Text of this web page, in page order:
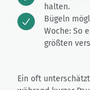
halten.
Bügeln
Woche: So
größten
Ein oft